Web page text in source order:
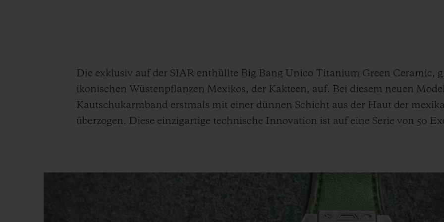
Die exklusiv auf der SIAR enthüllte Big Bang Unico Titanium Green Ceramic,
ikonischen Wüstenpflanzen Mexikos, der Kakteen, auf. Bei diesem neuen
Kautschukarmband erstmals mit einer dünnen Schicht aus der Haut der
überzogen. Diese einzigartige technische Innovation ist auf eine Serie von 50
5+5-GARANTIE
HUBLOTISTA UND
GARANTIEVERLÄNGERUNG
VORAUSSICHTLICHE
LIEFERZEIT
KOSTENLOSE
&